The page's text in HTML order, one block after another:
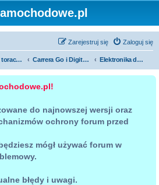
Zaloguj się
Zarejestruj się
Wszystko o torach samochodowych Carrera Go i Digital 143 Elektronika do torów Carrera Go i Digital 143
do najnowszej wersji oraz
ochrony forum przed
mógł używać forum w
błędy i uwagi.